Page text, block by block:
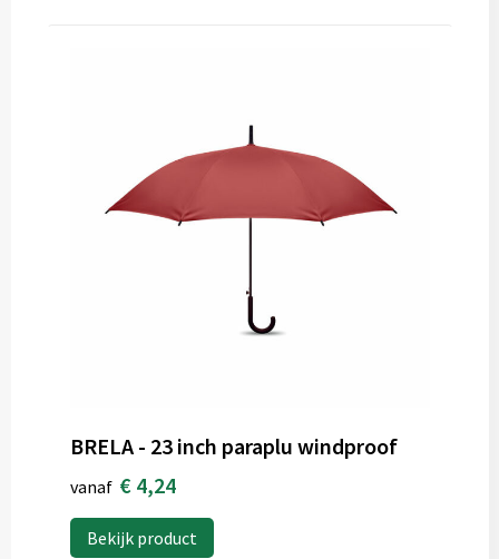
BRELA - 23 inch paraplu windproof
vanaf € 4,24
Bekijk product